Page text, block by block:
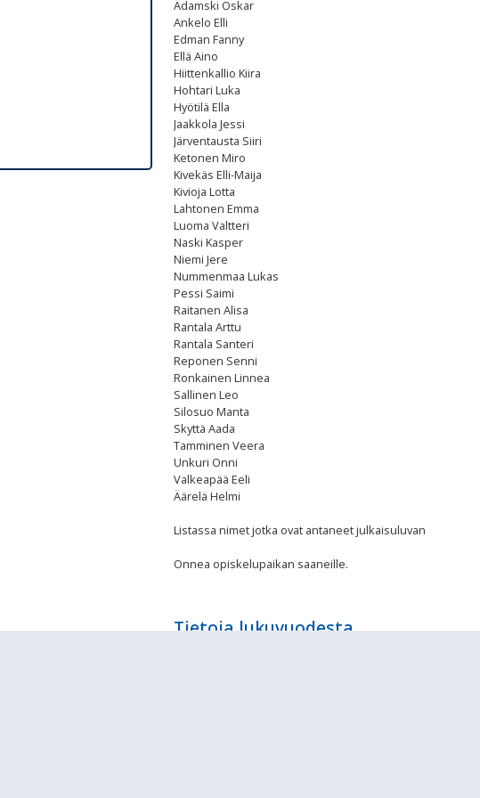
Adamski Oskar
Ankelo Elli
Edman Fanny
Ellä Aino
Hiittenkallio Kiira
Hohtari Luka
Hyötilä Ella
Jaakkola Jessi
Järventausta Siiri
Ketonen Miro
Kivekäs Elli-Maija
Kivioja Lotta
Lahtonen Emma
Luoma Valtteri
Naski Kasper
Niemi Jere
Nummenmaa Lukas
Pessi Saimi
Raitanen Alisa
Rantala Arttu
Rantala Santeri
Reponen Senni
Ronkainen Linnea
Sallinen Leo
Silosuo Manta
Skyttä Aada
Tamminen Veera
Unkuri Onni
Valkeapää Eeli
Äärelä Helmi
Listassa nimet jotka ovat antaneet julkaisuluvan
Onnea opiskelupaikan saaneille.
Tietoja lukuvuodesta